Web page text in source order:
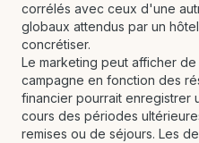
corrélés avec ceux d'une
globaux attendus par un
concrétiser.
Le marketing peut afficher
campagne en fonction des
financier pourrait enregistrer
cours des périodes
remises ou de séjours. Les